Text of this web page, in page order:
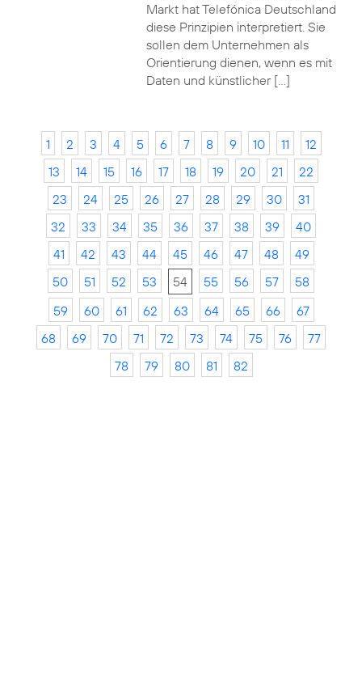
Markt hat Telefónica Deutschland
diese Prinzipien interpretiert. Sie
sollen dem Unternehmen als
Orientierung dienen, wenn es mit
Daten und künstlicher […]
1 2 3 4 5 6 7 8 9 10 11
12
13
14 15 16 17 18 19 20 21
22
23
24 25 26 27 28 29 30
31
32
33 34 35 36 37 38 39
40
41
42 43 44 45 46 47 48
49
50
51 52 53 54 55 56 57
58
59
60 61 62 63 64 65 66
67
68
69 70 71 72 73 74 75 76
77
78
79 80 81 82